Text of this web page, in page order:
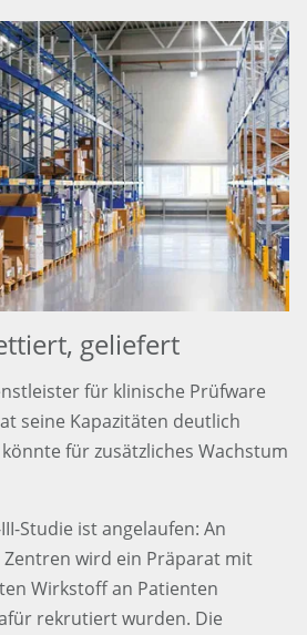
geliefert
für klinische Prüfware
seine Kapazitäten deutlich
für zusätzliches Wachstum
Studie ist angelaufen: An
wird ein Präparat mit
Wirkstoff an Patienten
rekrutiert wurden. Die